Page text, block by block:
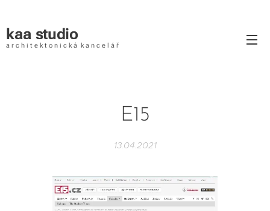
kaa studio
a r c h i t e k t o n i c k á k a n c e l á ř
E15
13.04.2021